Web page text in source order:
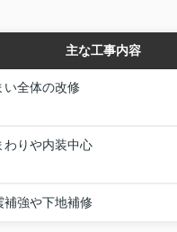
主な工事内容
い全体の改修
わりや内装中心
補強や下地補修